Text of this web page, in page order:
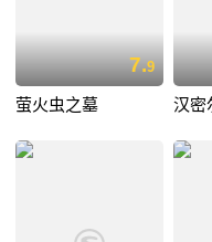
7.9
萤火虫之墓 汉密